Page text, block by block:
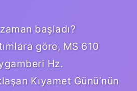
başladı?
göre, MS 610
Hz.
Kıyamet Günü’nün